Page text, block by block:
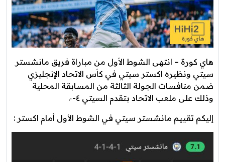
هاي كورة – انتهى الشوط الأول من مباراة فريق مانشستر
سيتي ونظيره اكستر سيتي في كأس الاتحاد الإنجليزي
ضمن منافسات الجولة الثالثة من المسابقة المحلية
وذلك على ملعب الاتحاد بتقدم السيتي ٤-٠.
إليكم تقييم مانشستر سيتي في الشوط الأول أمام اكستر :